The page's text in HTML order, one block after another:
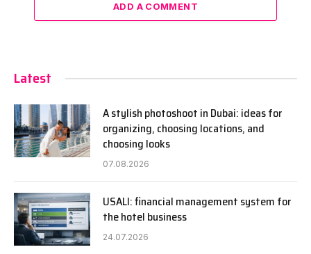
ADD A COMMENT
Latest
A stylish photoshoot in Dubai: ideas for
organizing, choosing locations, and
choosing looks
07.08.2026
USALI: financial management system for
the hotel business
24.07.2026